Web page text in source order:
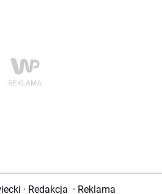
· Redakcja · Reklama